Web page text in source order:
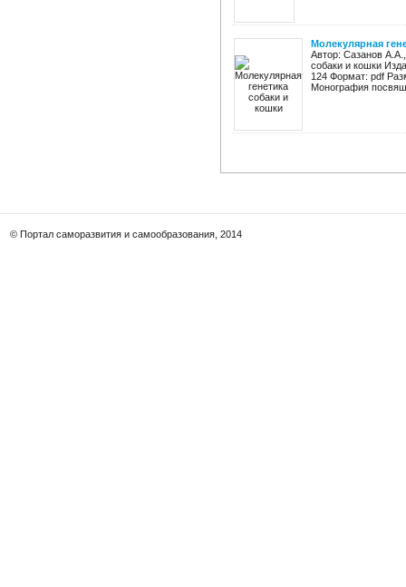
Молекулярная
Автор: Сазанов
собаки и кошки
124 Формат: pdf
Монография
© Портал саморазвития и самообразования, 2014